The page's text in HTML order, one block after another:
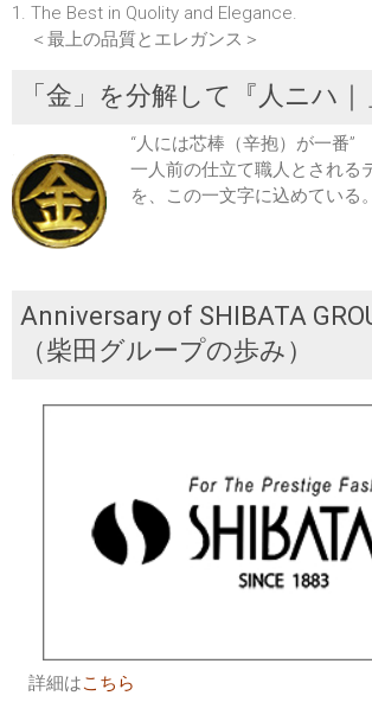
1. The Best in Quolity and Elegance.
＜最上の品質とエレガンス＞
「金」を分解して『人ニハ｜
“人には芯棒（辛抱）が一番
一人前の仕立て職人とされる
を、この一文字に込めている。
Anniversary of SHIBATA
（柴田グループの歩み）
詳細はこちら